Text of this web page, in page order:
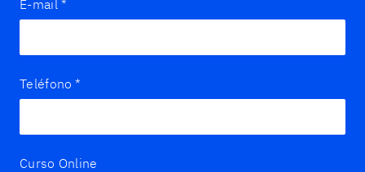
E-mail *
Teléfono *
Curso Online